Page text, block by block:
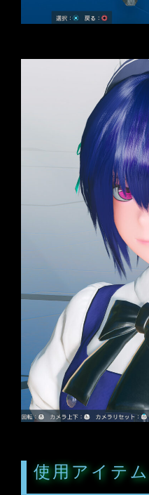
使用アイテム